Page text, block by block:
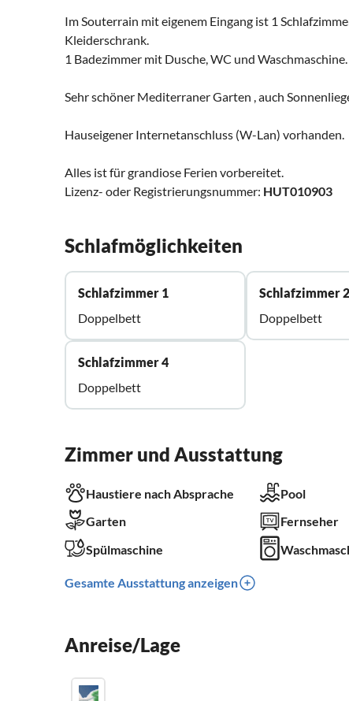
Im Souterrain mit eigenem Eingang ist 1
Kleiderschrank.
1 Badezimmer mit Dusche, WC und Waschmaschine.
Sehr schöner Mediterraner Garten , auch
Hauseigener Internetanschluss (W-Lan) vorhanden.
Alles ist für grandiose Ferien vorbereitet.
Lizenz- oder Registrierungsnummer: HUT010903
Schlafmöglichkeiten
Schlafzimmer 1
Doppelbett
Schlafzimmer 2
Doppelbett
Schlafzimmer 4
Doppelbett
Zimmer und Ausstattung
Haustiere nach Absprache Pool
Garten
Fernseher
Spülmaschine
Gesamte Ausstattung anzeigen
Anreise/Lage